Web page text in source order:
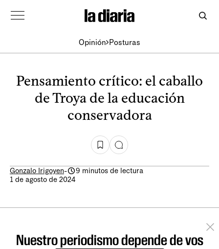
Opinión Posturas
Pensamiento crítico: el caballo
de Troya de la educación
conservadora
Gonzalo Irigoyen-
9 minutos de lectura
1 de agosto de 2024
Nuestro periodismo depende de vos